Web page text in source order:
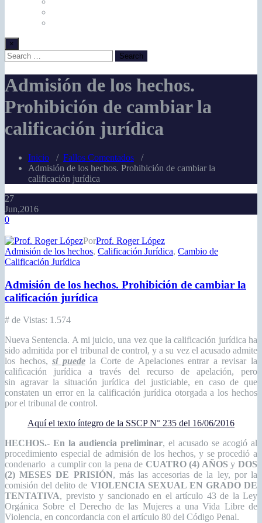
×
Admisión de los hechos.
Prohibición de cambiar la
calificación jurídica
Inicio / Fallos Comentados /
Admisión de los hechos. Prohibición de cambiar la
calificación jurídica
27
Jun,2016
0
PorProf. Roger López
Admisión de los hechos, Calificación Jurídica, Cambio de
Calificación Jurídica
Admisión de los hechos. Prohibición de cambiar la
calificación jurídica
# de Vistas: 1.574
Nueva Sentencia. A mi juicio, una vez que la calificación jurídica ha
sido admitida por el tribunal de control, y a su vez el acusado admite
los hechos,si puedela Corte de Apelaciones entrar a revisar la
calificación jurídica a través del recurso de apelación, pero
sin agravar la situación jurídica del justiciable, en caso de que
constaten un error en la calificación jurídica otorgada a los hechos
por el tribunal de control.
Aquí el texto íntegro de la SSCP N° 235 del 16/06/2016
HECHOS.- En la audiencia preliminar, el acusado se acogió al
procedimiento especial de admisión de los hechos, y se procedió a
condenarlo a cumplir con la pena de CUATRO (4) AÑOS yDOS
(2) MESES DE PRISIÓN, más las accesorias de la ley, por la
comisión del delito de VIOLENCIA SEXUAL EN GRADO DE
TENTATIVA, previsto y sancionado en el artículo 43 de la Ley
Orgánica Sobre el Derecho de las Mujeres a una Vida Libre de
Violencia, en concordancia con el artículo 80 del Código Penal.